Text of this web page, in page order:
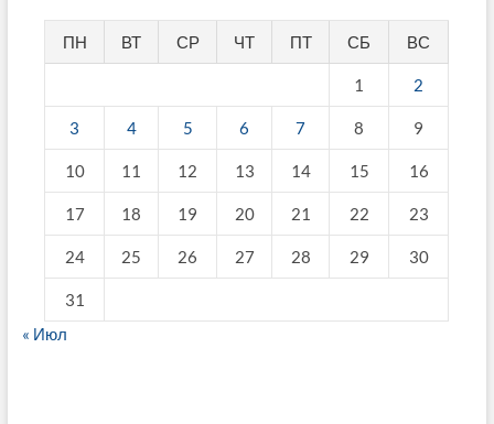
ПН ВТ СР ЧТ ПТ СБ ВС
1 2
3 4 5 6 7 8 9
10 11 12 13 14 15 16
17 18 19 20 21 22 23
24 25 26 27 28 29 30
31
« Июл